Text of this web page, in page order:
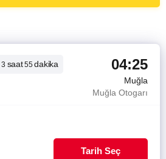
3 saat55dakika 04:25
Muğla
Muğla Otogarı
Tarih Seç